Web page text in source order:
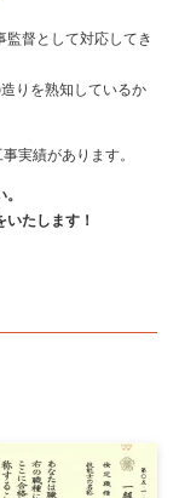
監督として対応してき
りを熟知しているか
実績があります。
たします！